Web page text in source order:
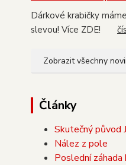
Dárkové krabičky
slevou! Více ZDE!
Zobrazit všechny
Články
Skutečný původ
Nález z pole
Poslední záhada